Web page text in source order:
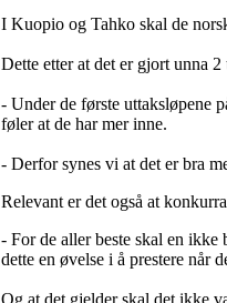
I Kuopio og Tahko skal de
Dette etter at det er gjort unna
- Under de første uttaksløpene
føler at de har mer inne.
- Derfor synes vi at det er bra
Relevant er det også at
- For de aller beste skal en ikke
dette en øvelse i å prestere når
Og at det gjelder skal det ikke